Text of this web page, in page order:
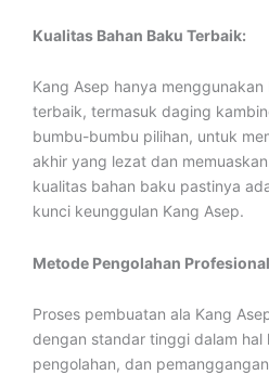
Kualitas Bahan Baku Terbaik:
Kang Asep hanya menggunakan
terbaik, termasuk daging
bumbu-bumbu pilihan, untuk
akhir yang lezat dan
kualitas bahan baku pastinya
kunci keunggulan Kang Asep.
Metode Pengolahan
Proses pembuatan ala Kang
dengan standar tinggi dalam hal
pengolahan, dan